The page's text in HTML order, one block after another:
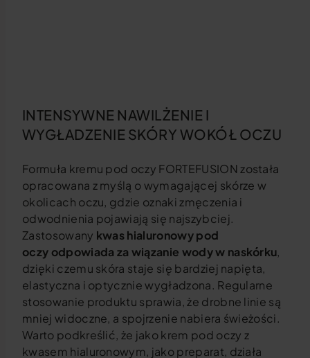
INTENSYWNE NAWILŻENIE I
WYGŁADZENIE SKÓRY WOKÓŁ OCZU
Formuła kremu pod oczy FORTEFUSION została
opracowana z myślą o wymagającej skórze w
okolicach oczu, gdzie oznaki zmęczenia i
odwodnienia pojawiają się najszybciej.
Zastosowany kwas hialuronowy pod
oczy odpowiada za wiązanie wody w naskórku,
dzięki czemu skóra staje się bardziej napięta,
elastyczna i optycznie wygładzona. Regularne
stosowanie produktu sprawia, że drobne linie są
mniej widoczne, a spojrzenie nabiera świeżości.
Warto podkreślić, że jako krem pod oczy z
kwasem hialuronowym, jako preparat, działa